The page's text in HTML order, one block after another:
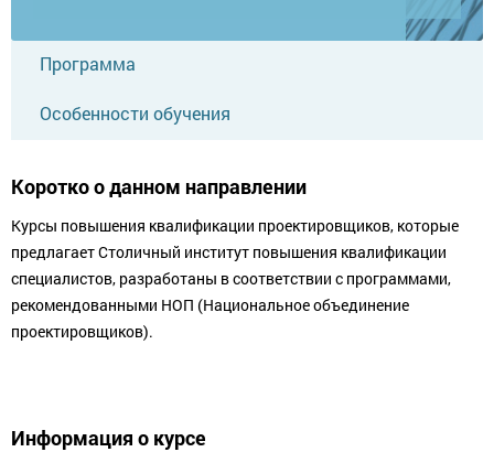
Программа
Особенности обучения
Коротко о данном направлении
Курсы повышения квалификации проектировщиков, которые
предлагает Столичный институт повышения квалификации
специалистов, разработаны в соответствии с программами,
рекомендованными НОП (Национальное объединение
проектировщиков).
Информация о курсе